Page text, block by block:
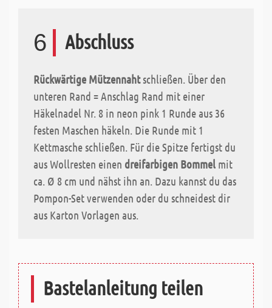
6 Abschluss
Rückwärtige Mützennahtschließen. Über den
unteren Rand = Anschlag Rand mit einer
Häkelnadel Nr. 8 in neon pink 1 Runde aus 36
festen Maschen häkeln. Die Runde mit 1
Kettmasche schließen. Für die Spitze fertigst du
aus Wollresten einen dreifarbigen Bommel mit
ca. Ø 8 cm und nähst ihn an. Dazu kannst du das
Pompon-Set verwenden oder du schneidest dir
aus Karton Vorlagen aus.
Bastelanleitung teilen